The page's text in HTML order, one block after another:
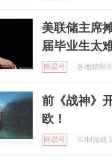
美联储主席
届毕业生太
网易号 各地精彩
前《战神》
欧！
网易号 3DM游戏